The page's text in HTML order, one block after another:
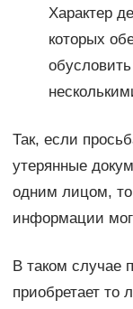
Характер
которых
Так, если
утерянные
одним лицом,
информации
В таком случае
приобретает то